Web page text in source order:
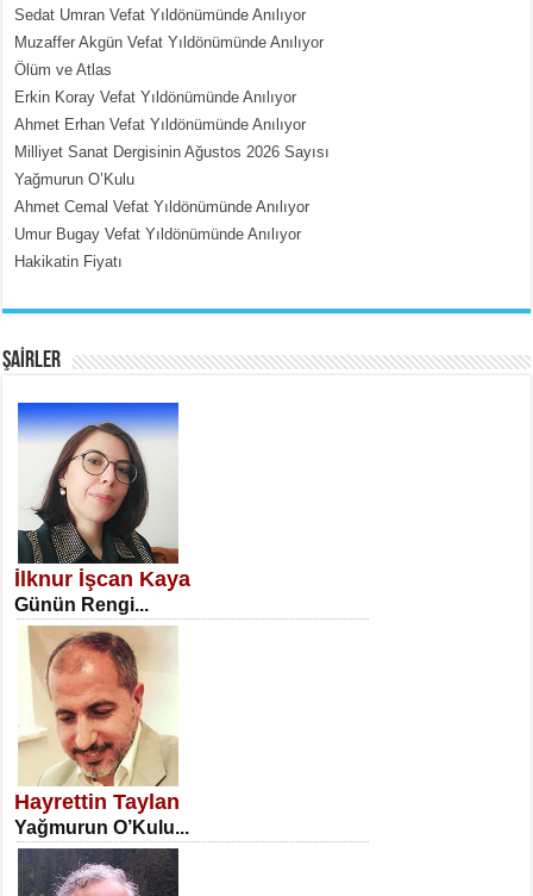
MEHMET ÇOBAN
İçerdeki Put Dışardaki Maskeler...
SATILMIŞ ÜMİT ÇETİNKAYA
Erkenlik...
NECLA DİLEK ARSLAN
Öğretmenler Günü Mahkemesi...
Sedat Umran Vefat Yıldönümünde Anılıyor
Muzaffer Akgün Vefat Yıldönümünde Anılıyor
Ölüm ve Atlas
Erkin Koray Vefat Yıldönümünde Anılıyor
Ahmet Erhan Vefat Yıldönümünde Anılıyor
Milliyet Sanat Dergisinin Ağustos 2026 Sayısı
Yağmurun O’Kulu
Ahmet Cemal Vefat Yıldönümünde Anılıyor
Umur Bugay Vefat Yıldönümünde Anılıyor
Hakikatin Fiyatı
ŞAİRLER
İlknur İşcan Kaya
Günün Rengi...
Hayrettin Taylan
Yağmurun O’Kulu...